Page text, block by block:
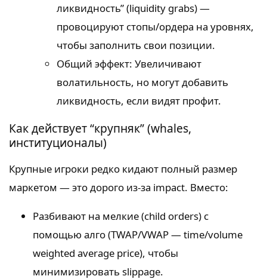
ликвидность” (liquidity grabs) —
провоцируют стопы/ордера на уровнях,
чтобы заполнить свои позиции.
Общий эффект: Увеличивают
волатильность, но могут добавить
ликвидность, если видят профит.
Как действует “крупняк” (whales,
институционалы)
Крупные игроки редко кидают полный размер
маркетом — это дорого из-за impact. Вместо:
Разбивают на мелкие (child orders) с
помощью алго (TWAP/VWAP — time/volume
weighted average price), чтобы
минимизировать slippage.